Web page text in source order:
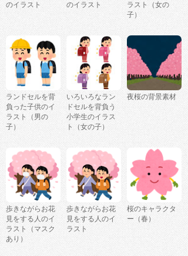
のイラスト
のイラスト
ラスト（女の
子）
ランドセルを背
負った子供のイ
ラスト（男の
子）
いろいろなラン
ドセルを背負う
小学生のイラス
ト（女の子）
夜桜の背景素材
歩きながらお花
見をする人のイ
ラスト（マスク
あり）
歩きながらお花
見をする人のイ
ラスト
桜のキャラクタ
ー（春）